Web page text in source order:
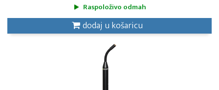
Raspoloživo odmah
dodaj u košaricu